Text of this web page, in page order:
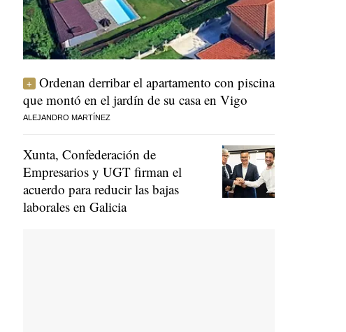
Ordenan derribar el apartamento con piscina
que montó en el jardín de su casa en Vigo
ALEJANDRO MARTÍNEZ
Xunta, Confederación de
Empresarios y UGT firman el
acuerdo para reducir las bajas
laborales en Galicia